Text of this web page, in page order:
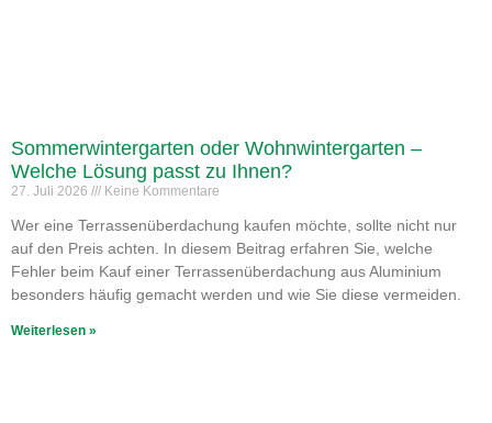
Sommerwintergarten oder Wohnwintergarten –
Welche Lösung passt zu Ihnen?
27. Juli 2026 Keine Kommentare
Wer eine Terrassenüberdachung kaufen möchte, sollte nicht nur
auf den Preis achten. In diesem Beitrag erfahren Sie, welche
Fehler beim Kauf einer Terrassenüberdachung aus Aluminium
besonders häufig gemacht werden und wie Sie diese vermeiden.
Weiterlesen »